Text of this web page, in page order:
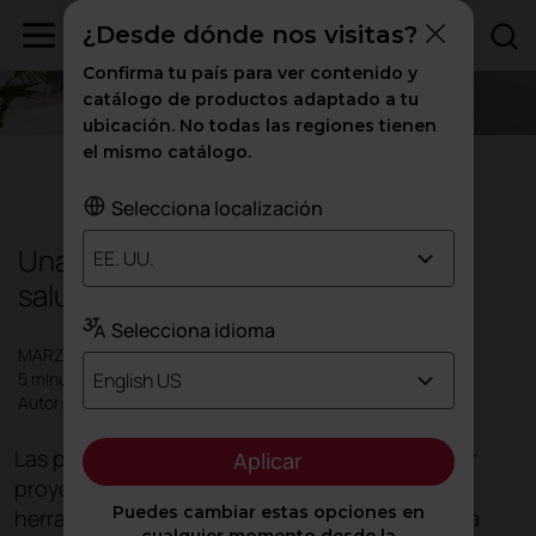
Unas oficinas más inclusivas,
saludables y tecnológicas
MARZO 2022
5 minutos
Autor: Actiu
Las personas son la base del éxito de cualquier
proyecto. Y los espacios deben aportarles las
herramientas y las condiciones necesarias para
¿Desde dónde nos visitas?
Confirma tu país para ver contenido y
catálogo de productos adaptado a tu
ubicación. No todas las regiones tienen
el mismo catálogo.
Selecciona localización
EE. UU.
Selecciona idioma
English US
Aplicar
Puedes cambiar estas opciones en